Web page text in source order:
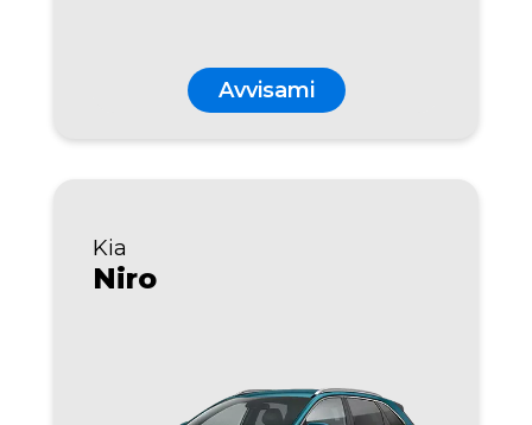
Avvisami
Kia
Niro